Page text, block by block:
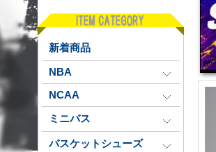
新着商品
NBA
NCAA
ミニバス
バスケットシューズ